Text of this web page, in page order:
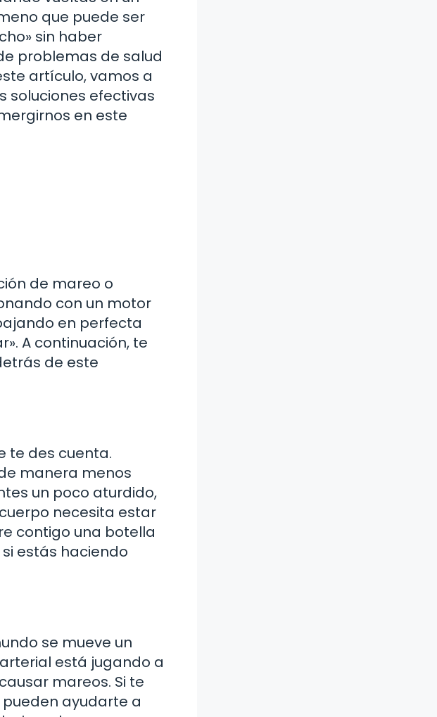
que puede ser
sin haber
problemas de salud
artículo, vamos a
soluciones efectivas
en este
de mareo o
con un motor
en perfecta
A continuación, te
de este
te des cuenta.
manera menos
un poco aturdido,
necesita estar
contigo una botella
estás haciendo
se mueve un
está jugando a
mareos. Si te
pueden ayudarte a